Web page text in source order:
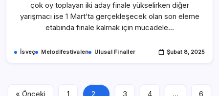
çok oy toplayan iki aday finale yükselirken diğer
yarışmacı ise 1 Mart’ta gerçekleşecek olan son eleme
etabında finale kalmak için mücadele…
İsveç Melodifestivalen Ulusal Finaller Şubat 8, 2025
« Önceki 1 2 3 4 … 6